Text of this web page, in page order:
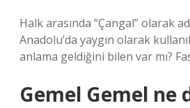
Halk arasında “Çangal” olarak
Anadolu’da yaygın olarak
anlama geldiğini bilen var mı?
Gemel Gemel ne